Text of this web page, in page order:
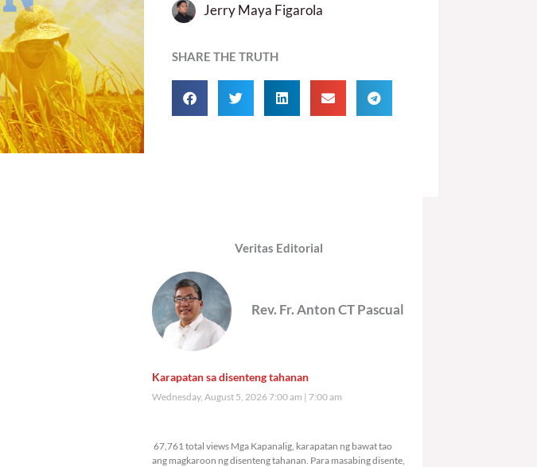
Jerry Maya Figarola
SHARE THE TRUTH
Veritas Editorial
Rev. Fr. Anton CT Pascual
Karapatan sa disenteng tahanan
Wednesday, August 5, 2026 7:00 am 7:00 am
67,761 total views Mga Kapanalig, karapatan ng bawat tao
ang magkaroon ng disenteng tahanan. Para masabing disente,